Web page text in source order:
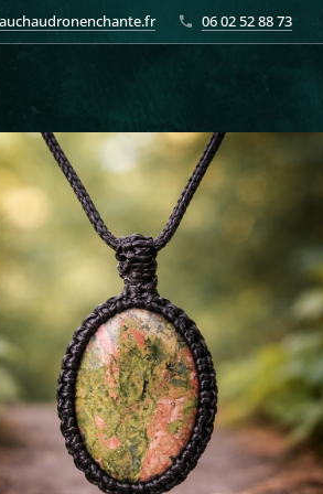
06 02 52 88 73